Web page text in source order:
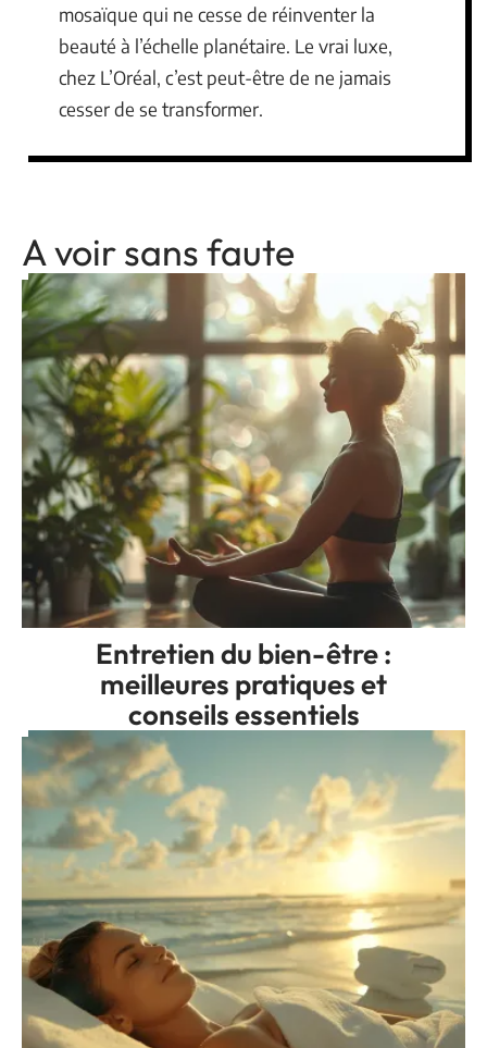
mosaïque qui ne cesse de réinventer la
beauté à l’échelle planétaire. Le vrai luxe,
chez L’Oréal, c’est peut-être de ne jamais
cesser de se transformer.
A voir sans faute
Entretien du bien-être :
meilleures pratiques et
conseils essentiels